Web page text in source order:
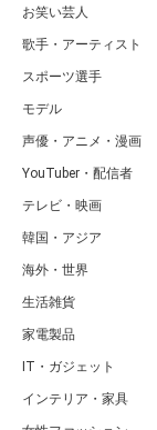
お笑い芸人
歌手・アーティスト
スポーツ選手
モデル
声優・アニメ・漫画
YouTuber・配信者
テレビ・映画
韓国・アジア
海外・世界
生活雑貨
家電製品
IT・ガジェット
インテリア・家具